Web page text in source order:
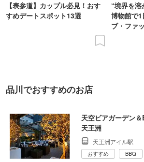
【表参道】カップル必見！おす
すめデートスポット13選
“境界を
博物館で
ブ・ファ
品川でおすすめのお店
天空ビアガーデン
天王洲
天王洲アイル駅
おすすめ BBQ